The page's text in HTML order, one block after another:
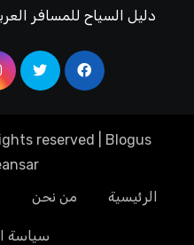
دليل السياح للمسافر
reserved Blogus
الرئيسية
من نحن
سياسة